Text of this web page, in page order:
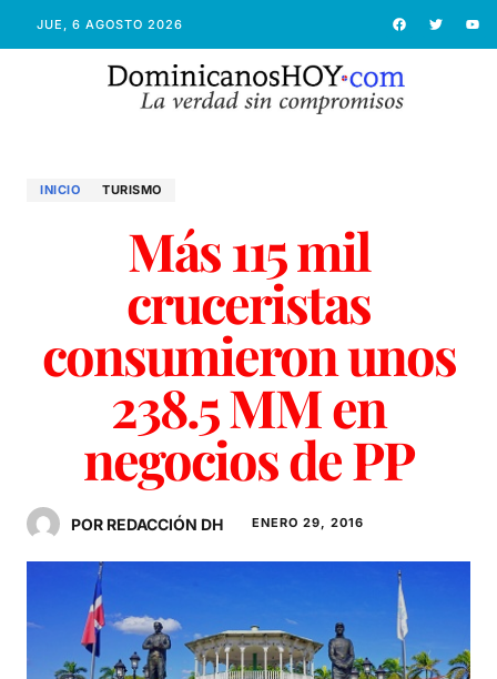
JUE, 6 AGOSTO 2026
INICIO TURISMO
Más 115 mil
cruceristas
consumieron unos
238.5 MM en
negocios de PP
POR REDACCIÓN DH ENERO 29, 2016